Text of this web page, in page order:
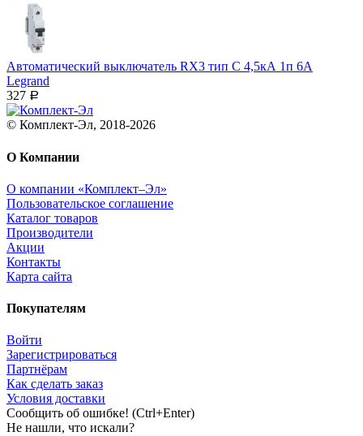
Автоматический выключатель RX3 тип C 4,5кА 1п 6А
Legrand
327 Р
© Комплект-Эл, 2018-2026
О Компании
О компании «Комплект–Эл»
Пользовательское соглашение
Каталог товаров
Производители
Акции
Контакты
Карта сайта
Покупателям
Войти
Зарегистрироваться
Партнёрам
Как сделать заказ
Условия доставки
Сообщить об ошибке! (Ctrl+Enter)
Не нашли, что искали?